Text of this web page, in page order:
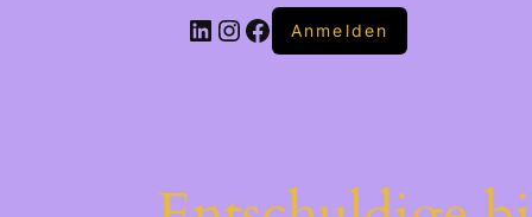
Anmelden